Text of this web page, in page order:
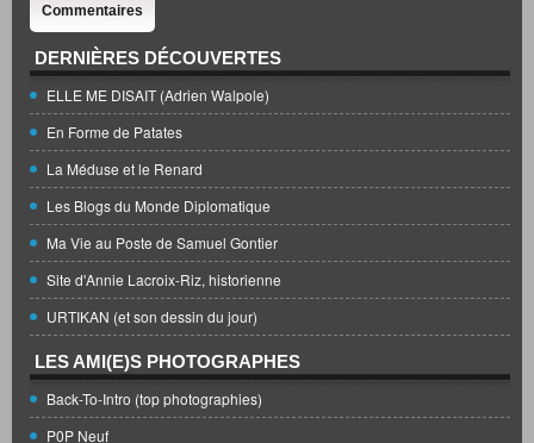
Commentaires
DERNIÈRES DÉCOUVERTES
ELLE ME DISAIT (Adrien Walpole)
En Forme de Patates
La Méduse et le Renard
Les Blogs du Monde Diplomatique
Ma Vie au Poste de Samuel Gontier
Site d'Annie Lacroix-Riz, historienne
URTIKAN (et son dessin du jour)
LES AMI(E)S PHOTOGRAPHES
Back-To-Intro (top photographies)
P0P Neuf